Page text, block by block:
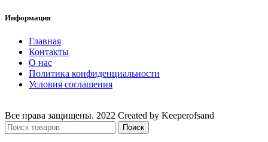
Информация
Главная
Контакты
О нас
Политика конфиденциальности
Условия соглашения
Все права защищены. 2022 Created by Keeperofsand
Поиск